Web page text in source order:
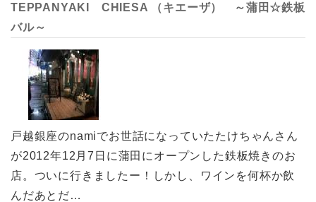
TEPPANYAKI CHIESA （キエーザ） ～蒲田☆鉄板
バル～
戸越銀座のnamiでお世話になっていたたけちゃんさん
が2012年12月7日に蒲田にオープンした鉄板焼きのお
店。ついに行きましたー！しかし、ワインを何杯か飲
んだあとだ…